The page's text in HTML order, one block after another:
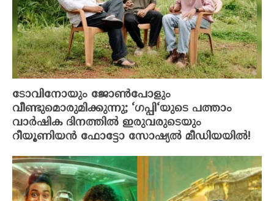
ടോവിനോയും ജോൺപോളും
വീണ്ടുമൊരുമിക്കുന്നു; ‘ഗപ്പി‘യുടെ പത്താം
വാർഷിക ദിനത്തിൽ ഇരുവരുടെയും
റീയൂണിയൻ ഫോട്ടോ സോഷ്യൽ മീഡിയയിൽ!